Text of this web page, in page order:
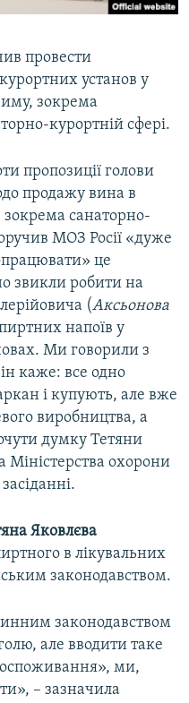
провести
установ у
зокрема
курортній сфері.
пропозиції голови
продажу вина в
санаторно-
МОЗ Росії «дуже
це
звикли робити на
(Аксьонова
напоїв у
Ми говорили з
каже: все одно
і купують, але вже
виробництва, а
думку Тетяни
Міністерства охорони
Яковлєва
в лікувальних
законодавством.
законодавством
але вводити таке
ми,
– зазначила